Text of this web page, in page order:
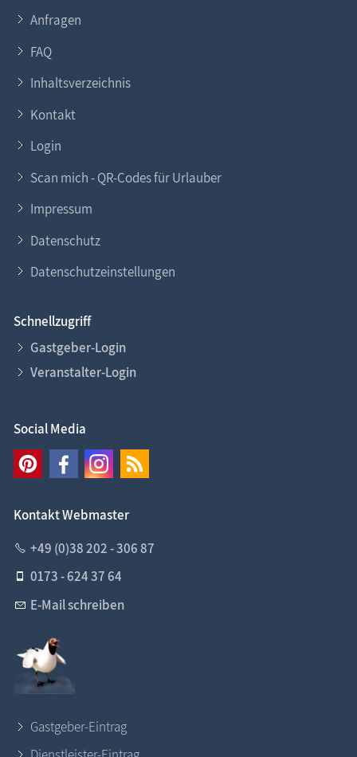
Anfragen
FAQ
Inhaltsverzeichnis
Kontakt
Login
Scan mich - QR-Codes für Urlauber
Impressum
Datenschutz
Datenschutzeinstellungen
Schnellzugriff
Gastgeber-Login
Veranstalter-Login
Social Media
Kontakt Webmaster
+49 (0)38 202 - 306 87
0173 - 624 37 64
E-Mail schreiben
Gastgeber-Eintrag